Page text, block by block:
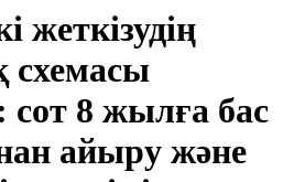
жеткізудің
схемасы
сот 8 жылға бас
айыру және